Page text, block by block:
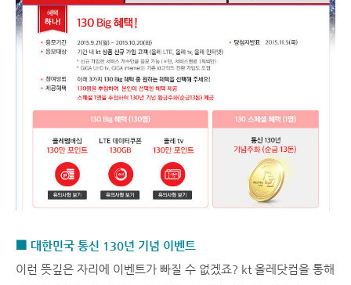
■ 대한민국 통신 130년 기념 이벤트
이런 뜻깊은 자리에 이벤트가 빠질 수 없겠죠? kt 올레닷컴을 통해